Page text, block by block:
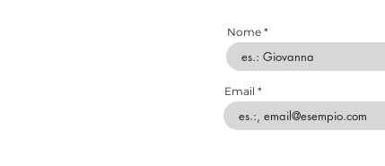
Nome
Email